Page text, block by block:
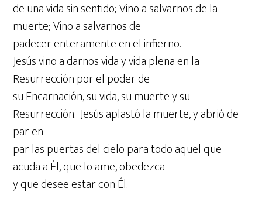
de una vida sin sentido; Vino a salvarnos de la
muerte; Vino a salvarnos de
padecer enteramente en el infierno.
Jesús vino a darnos vida y vida plena en la
Resurrección por el poder de
su Encarnación, su vida, su muerte y su
Resurrección. Jesús aplastó la muerte, y abrió de
par en
par las puertas del cielo para todo aquel que
acuda a Él, que lo ame, obedezca
y que desee estar con Él.